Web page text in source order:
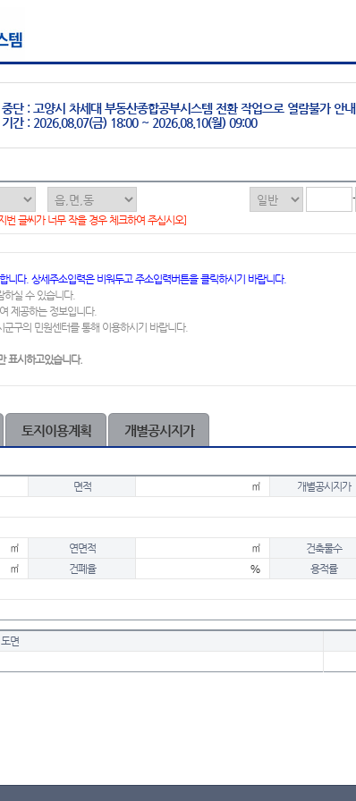
중단 : 고양시 차세대 부동산종합공부시스템 전환 작업으로 열람불가 안내
기간 : 2026.08.07(금) 18:00 ~ 2026.08.10(월) 09:00
-
번 글씨가 너무 작을 경우 체크하여 주십시오]
니다. 상세주소입력은 비워두고 주소입력버튼을 클릭하시기 바랍니다.
실 수 있습니다.
제공하는 정보입니다.
구의 민원센터를 통해 이용하시기 바랍니다.
표시하고있습니다.
토지이용계획 개별공시지가
면적 ㎡ 개별공시지가
㎡ 연면적 ㎡ 건축물수
㎡ 건폐율 % 용적률
도면